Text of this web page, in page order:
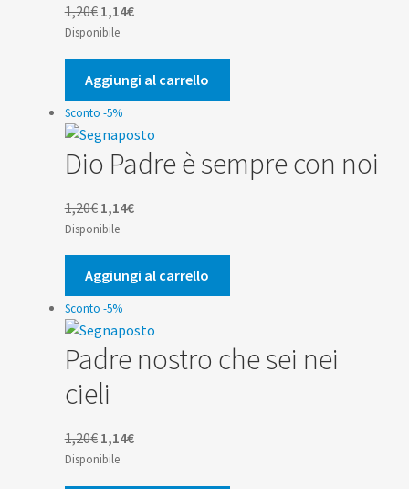
1,20€ Il
prezzo
originale
era:
1,20€.
1,14€Il
attuale
è:
1,14€.
Disponibile
Aggiungi al carrello
Sconto -5%
Dio Padre è sempre con noi
1,20€ Il
prezzo
originale
era:
1,20€.
1,14€Il
attuale
è:
1,14€.
Disponibile
Aggiungi al carrello
Sconto -5%
Padre nostro che sei nei
cieli
1,20€ Il
prezzo
originale
1,14€Il
attuale
Disponibile